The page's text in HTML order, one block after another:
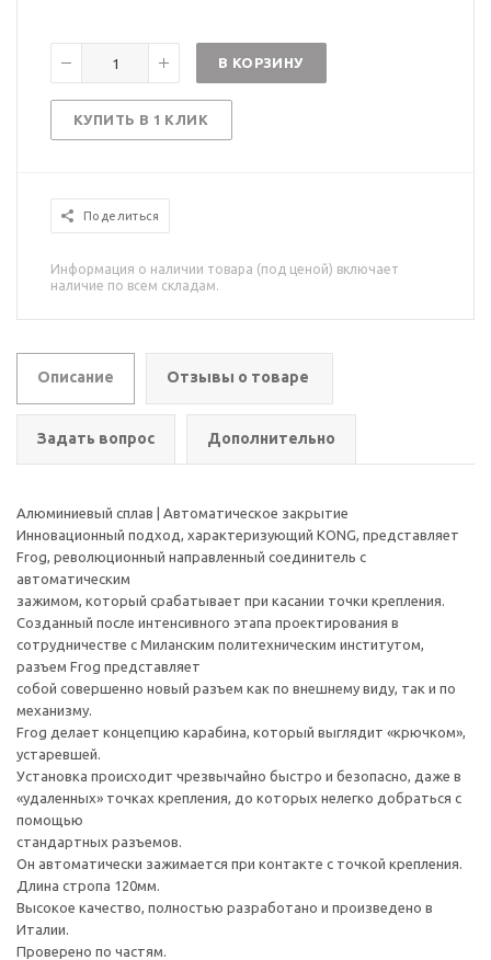
В КОРЗИНУ
КУПИТЬ В 1 КЛИК
Поделиться
Информация о наличии товара (под ценой) включает
наличие по всем складам.
Описание Отзывы о товаре
Задать вопрос Дополнительно
Алюминиевый сплав | Автоматическое закрытие
Инновационный подход, характеризующий KONG, представляет
Frog, революционный направленный соединитель с
автоматическим
зажимом, который срабатывает при касании точки крепления.
Созданный после интенсивного этапа проектирования в
сотрудничестве с Миланским политехническим институтом,
разъем Frog представляет
собой совершенно новый разъем как по внешнему виду, так и по
механизму.
Frog делает концепцию карабина, который выглядит «крючком»,
устаревшей.
Установка происходит чрезвычайно быстро и безопасно, даже в
«удаленных» точках крепления, до которых нелегко добраться с
помощью
стандартных разъемов.
Он автоматически зажимается при контакте с точкой крепления.
Длина стропа 120мм.
Высокое качество, полностью разработано и произведено в
Италии.
Проверено по частям.